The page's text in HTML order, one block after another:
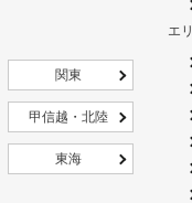
関東
甲信越・北陸
東海
エ